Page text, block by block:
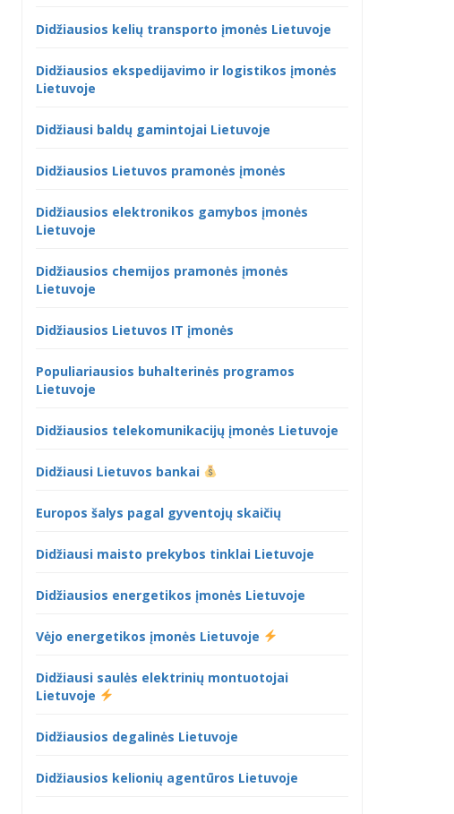
Didžiausios kelių transporto įmonės Lietuvoje
Didžiausios ekspedijavimo ir logistikos įmonės
Lietuvoje
Didžiausi baldų gamintojai Lietuvoje
Didžiausios Lietuvos pramonės įmonės
Didžiausios elektronikos gamybos įmonės
Lietuvoje
Didžiausios chemijos pramonės įmonės
Lietuvoje
Didžiausios Lietuvos IT įmonės
Populiariausios buhalterinės programos
Lietuvoje
Didžiausios telekomunikacijų įmonės Lietuvoje
Didžiausi Lietuvos bankai
Europos šalys pagal gyventojų skaičių
Didžiausi maisto prekybos tinklai Lietuvoje
Didžiausios energetikos įmonės Lietuvoje
Vėjo energetikos įmonės Lietuvoje
Didžiausi saulės elektrinių montuotojai
Lietuvoje
Didžiausios degalinės Lietuvoje
Didžiausios kelionių agentūros Lietuvoje